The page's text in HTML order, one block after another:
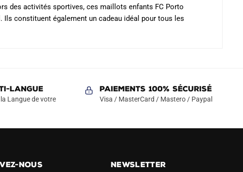
des activités sportives, ces maillots enfants FC Porto
constituent également un cadeau idéal pour tous les
LANGUE
Langue de votre
Paiements 100% Sécurisé
Visa / MasterCard / Mastero / Paypal
NOUS
NEWSLETTER